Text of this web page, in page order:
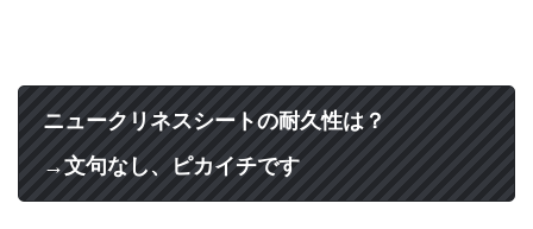
ニュークリネスシートの耐久性は？
→文句なし、ピカイチです